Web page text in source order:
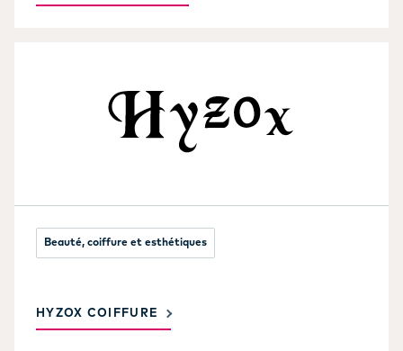
Beauté, coiffure et esthétiques
HYZOX COIFFURE